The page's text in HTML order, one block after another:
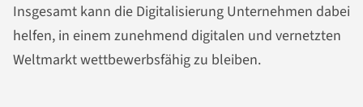
Insgesamt kann die Digitalisierung Unternehmen dabei
helfen, in einem zunehmend digitalen und vernetzten
Weltmarkt wettbewerbsfähig zu bleiben.